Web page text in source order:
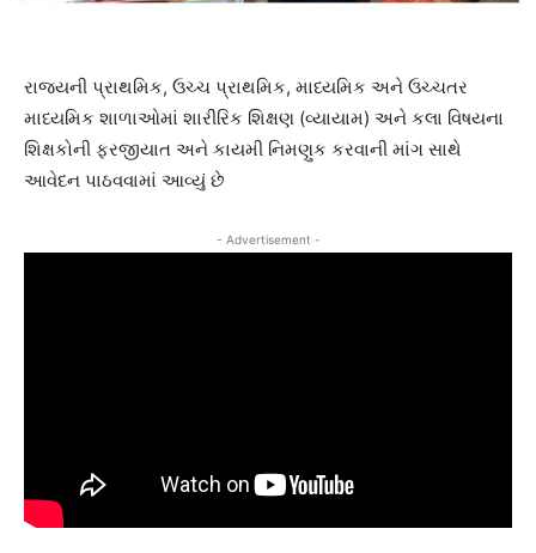
રાજ્યની પ્રાથમિક, ઉચ્ચ પ્રાથમિક, માધ્યમિક અને ઉચ્ચતર
માધ્યમિક શાળાઓમાં શારીરિક શિક્ષણ (વ્યાયામ) અને કલા વિષયના
શિક્ષકોની ફરજીયાત અને કાયમી નિમણુક કરવાની માંગ સાથે
આવેદન પાઠવવામાં આવ્યું છે
- Advertisement -